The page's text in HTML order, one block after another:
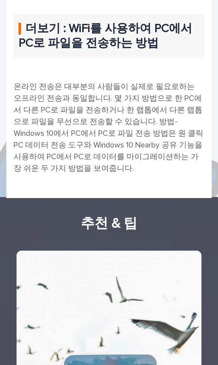
더보기 : WiFi를 사용하여 PC에서
PC로 파일을 전송하는 방법
온라인 전송은 대부분의 사람들이 실제로 필요로하는
오프라인 전송과 동일합니다. 몇 가지 방법으로 한 PC에
서 다른 PC로 파일을 전송하거나 한 랩톱에서 다른 랩톱
으로 파일을 무선으로 전송할 수 있습니다. 방법-
Windows 10에서 PC에서 PC로 파일 전송 방법은 원 클릭
PC 데이터 전송 도구와 Windows 10 Nearby 공유 기능을
사용하여 PC에서 PC로 데이터를 마이그레이션하는 가
장 쉬운 두 가지 방법을 보여줍니다.
추천 & 팁